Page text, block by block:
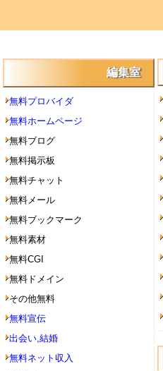
編集室
無料プロバイダ
無料ホームページ
無料ブログ
無料掲示板
無料チャット
無料メール
無料ブックマーク
無料素材
無料CGI
無料ドメイン
その他無料
無料宣伝
出会い,結婚
無料ネット収入